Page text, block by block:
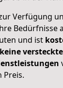
Verfügung
Bedürfnisse
und ist
keine
Preis.